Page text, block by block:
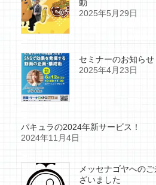
動
2025年5月29日
セミナーのお知らせ
2025年4月23日
パキュラの2024年新サービス！
2024年11月4日
メッセナゴヤへの
ざいました